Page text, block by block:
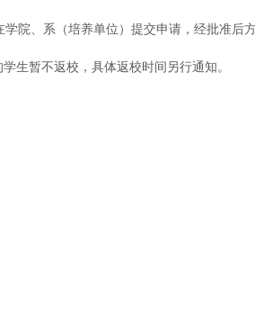
院、系（培养单位）提交申请，经批准后方
生暂不返校，具体返校时间另行通知。